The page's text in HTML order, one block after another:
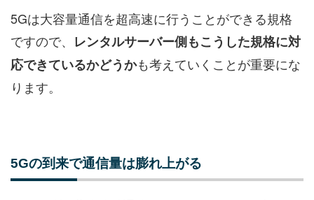
5Gは大容量通信を超高速に行うことができる規格
ですので、 レンタルサーバー側もこうした規格に対
応できているかどうかも考えていくことが重要にな
ります。
5Gの到来で通信量は膨れ上がる